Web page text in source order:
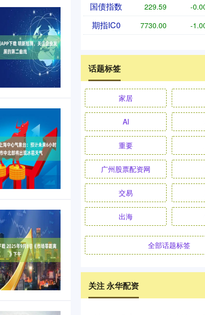
国债指数 229.59 -
期指IC0 7730.00 -
话题标签
家居
AI
重要
广州股票配资网
交易
出海
全部话题标签
关注 永华配资